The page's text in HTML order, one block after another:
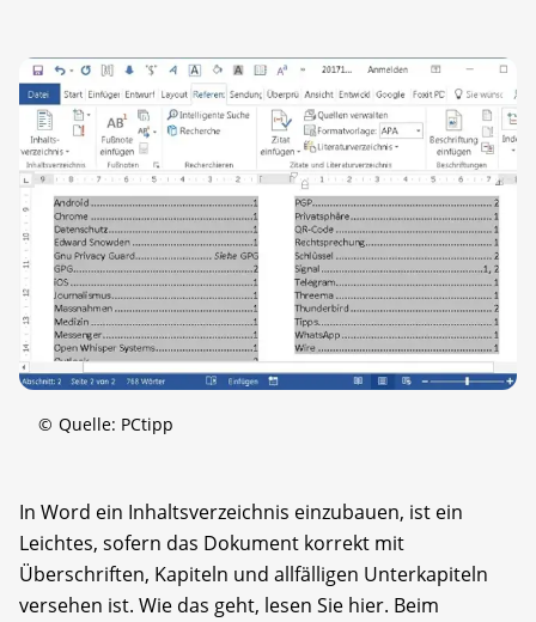
© Quelle: PCtipp
In Word ein Inhaltsverzeichnis einzubauen, ist ein
Leichtes, sofern das Dokument korrekt mit
Überschriften, Kapiteln und allfälligen Unterkapiteln
versehen ist. Wie das geht, lesen Sie hier. Beim